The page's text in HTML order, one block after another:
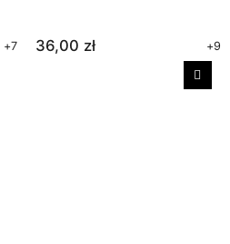
+7 36,00 zł +9